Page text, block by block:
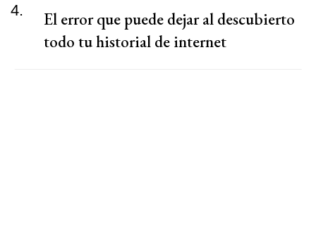
4.
El error que puede dejar al descubierto
todo tu historial de internet